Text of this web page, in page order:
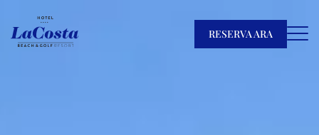
RESERVA ARA